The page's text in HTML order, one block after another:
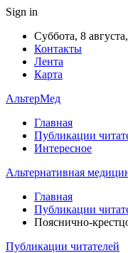
Sign in
Суббота, 8
Контакты
Лента
Карта
АльтерМед
Главная
Публикации
Интересное
Альтернативная
Главная
Публикации
Пояснично-
Публикации читателей